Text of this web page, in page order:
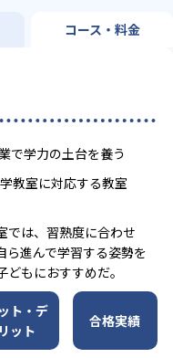
コース・料金
で学力の土台を養う
教室に対応する教室
では、習熟度に合わせ
ら進んで学習する姿勢を
もにおすすめだ。
ト・デ
ット
合格実績